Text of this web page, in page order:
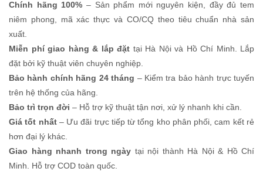
Chính hãng 100% – Sản phẩm mới nguyên kiện, đầy đủ tem
niêm phong, mã xác thực và CO/CQ theo tiêu chuẩn nhà sản
xuất.
Miễn phí giao hàng & lắp đặt tại Hà Nội và Hồ Chí Minh. Lắp
đặt bởi kỹ thuật viên chuyên nghiệp.
Bảo hành chính hãng 24 tháng – Kiểm tra bảo hành trực tuyến
trên hệ thống của hãng.
Bảo trì trọn đời – Hỗ trợ kỹ thuật tận nơi, xử lý nhanh khi cần.
Giá tốt nhất– Ưu đãi trực tiếp từ tổng kho phân phối, cam kết rẻ
hơn đại lý khác.
Giao hàng nhanh trong ngày tại nội thành Hà Nội & Hồ Chí
Minh. Hỗ trợ COD toàn quốc.